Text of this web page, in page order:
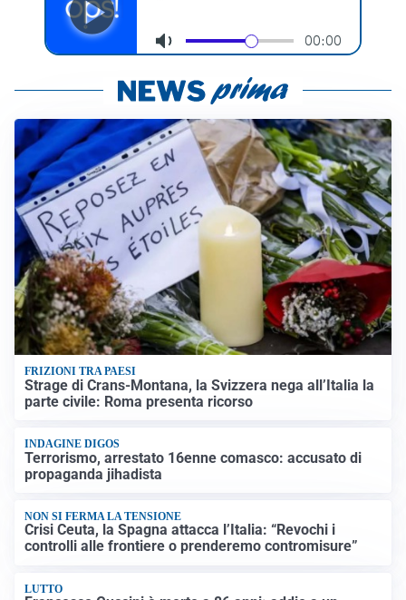
FRIZIONI TRA PAESI
Strage di Crans-Montana, la Svizzera nega all’Italia la
parte civile: Roma presenta ricorso
INDAGINE DIGOS
Terrorismo, arrestato 16enne comasco: accusato di
propaganda jihadista
NON SI FERMA LA TENSIONE
Crisi Ceuta, la Spagna attacca l’Italia: “Revochi i
controlli alle frontiere o prenderemo contromisure”
LUTTO